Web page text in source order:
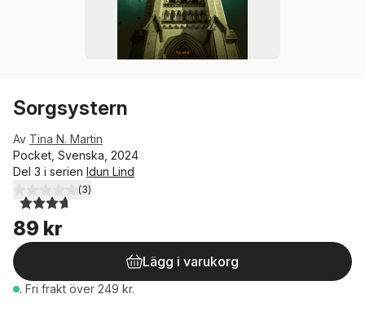
Sorgsystern
Av Tina N. Martin
Pocket, Svenska, 2024
Del 3 i serien Idun Lind
3,7utav 5 stjärnor. Totalt antal röster:
(3)
89 kr
Lägg i varukorg
. Fri frakt över 249 kr.